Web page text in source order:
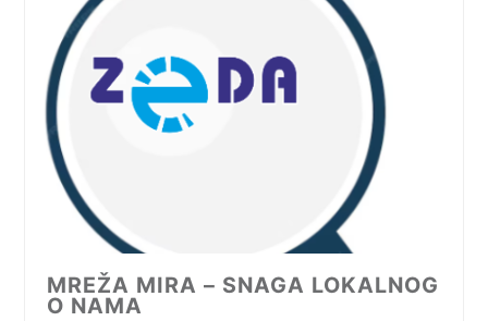
MREŽA MIRA – SNAGA LOKALNOG
O NAMA